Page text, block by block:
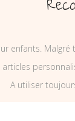
enfants.
A utiliser